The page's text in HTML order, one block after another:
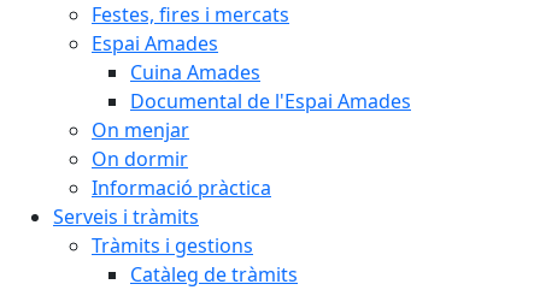
Festes, fires i mercats
Espai Amades
Cuina Amades
Documental de l'Espai Amades
On menjar
On dormir
Informació pràctica
Serveis i tràmits
Tràmits i gestions
Catàleg de tràmits